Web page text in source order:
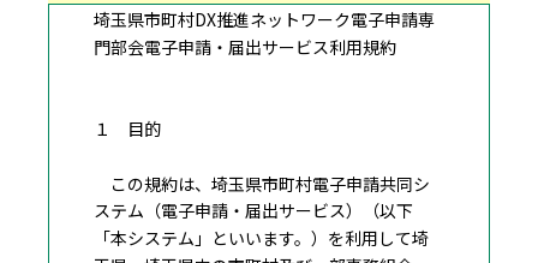
埼玉県市町村DX推進ネットワーク電子申請専
門部会電子申請・届出サービス利用規約
１ 目的
この規約は、埼玉県市町村電子申請共同シ
ステム（電子申請・届出サービス）（以下
「本システム」といいます。）を利用して埼